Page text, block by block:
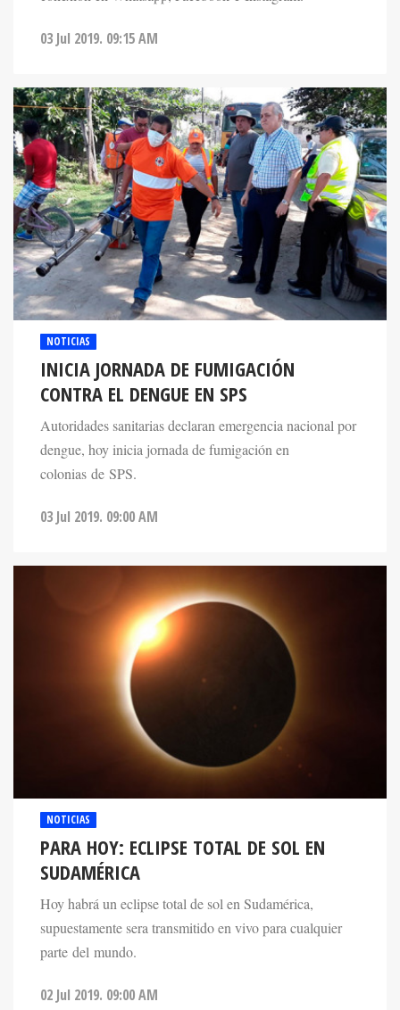
03 Jul 2019. 09:15 AM
NOTICIAS
INICIA JORNADA DE FUMIGACIÓN
CONTRA EL DENGUE EN SPS
Autoridades sanitarias declaran emergencia nacional por
dengue, hoy inicia jornada de fumigación en
colonias de SPS.
03 Jul 2019. 09:00 AM
NOTICIAS
PARA HOY: ECLIPSE TOTAL DE SOL EN
SUDAMÉRICA
Hoy habrá un eclipse total de sol en Sudamérica,
supuestamente sera transmitido en vivo para cualquier
parte del mundo.
02 Jul 2019. 09:00 AM